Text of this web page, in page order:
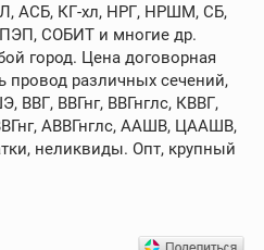
АСБ, КГ-хл, НРГ, НРШМ, СБ,
СОБИТ и многие др.
город. Цена договорная
провод различных сечений,
ВВГнг, ВВГнглс, КВВГ,
АВВГнглс, ААШВ, ЦААШВ,
неликвиды. Опт, крупный